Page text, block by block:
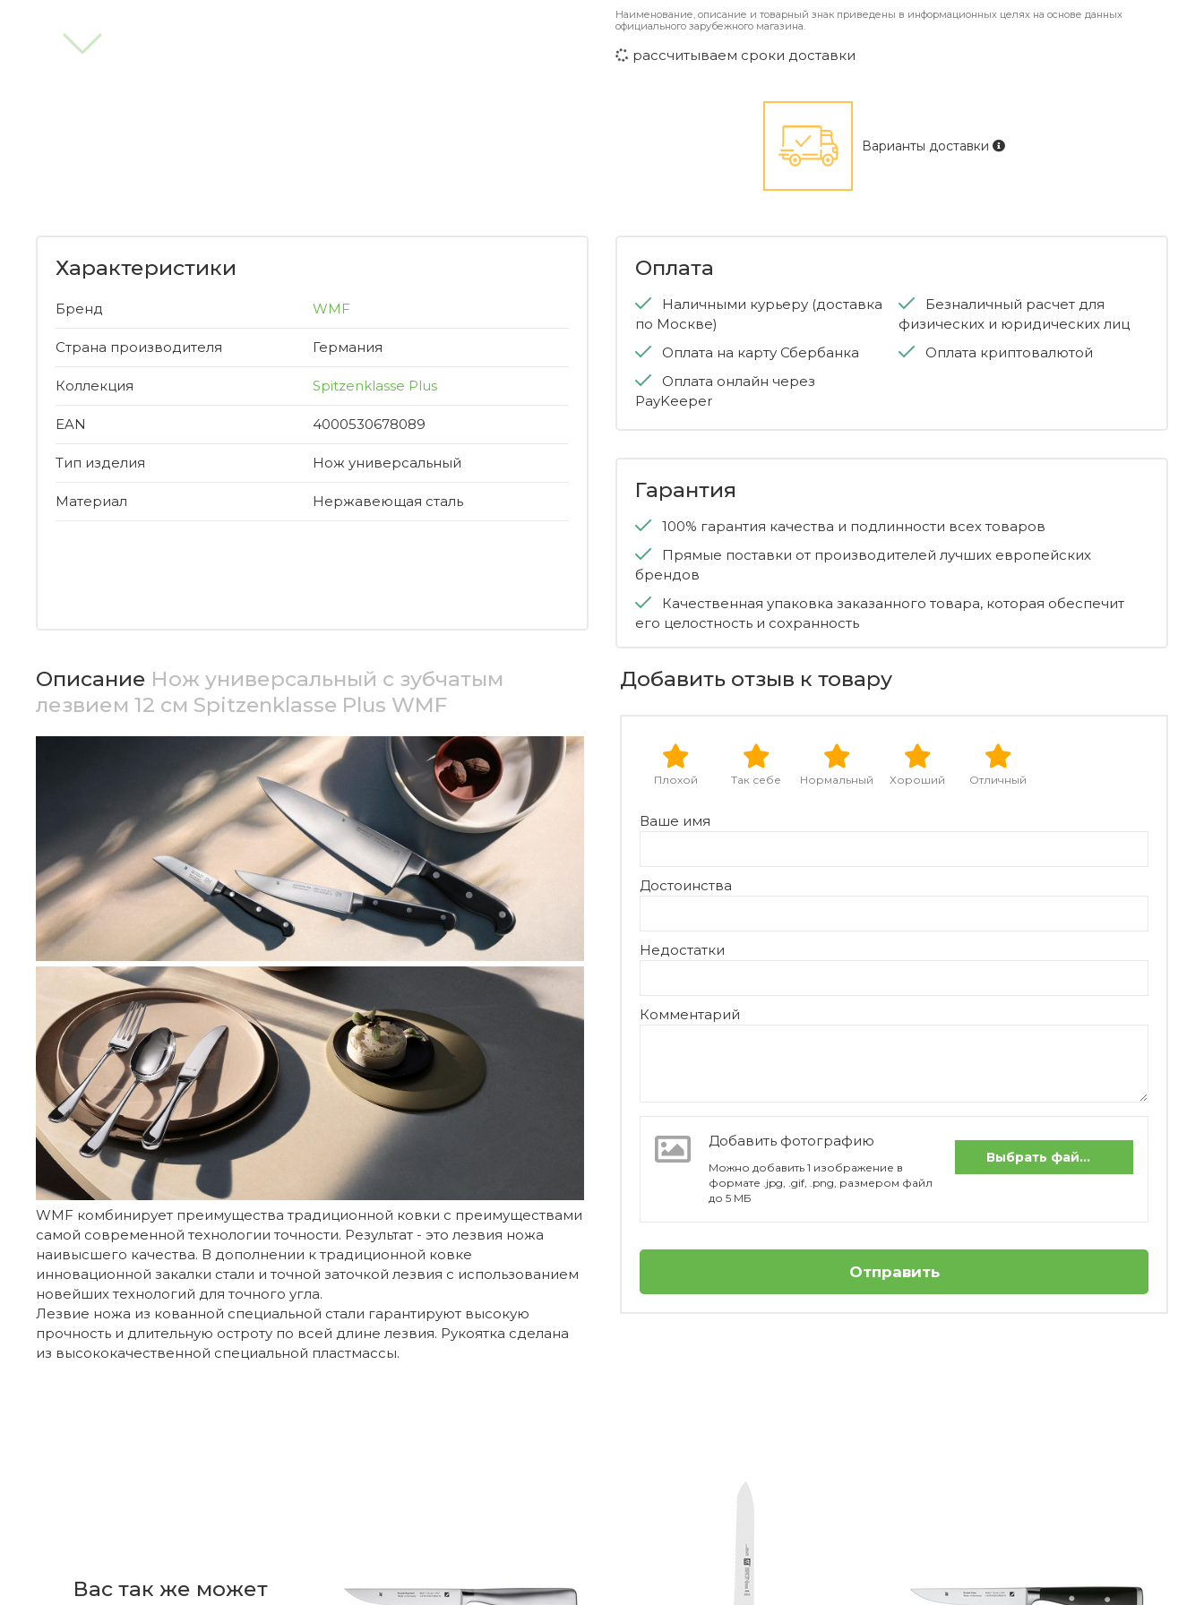
Наименование, описание и товарный знак приведены в информационных целях на основе данных
официального зарубежного магазина.
рассчитываем сроки доставки
Варианты доставки
Характеристики
Бренд WMF
Страна производителя Германия
Коллекция Spitzenklasse Plus
EAN 4000530678089
Тип изделия Нож универсальный
Материал Нержавеющая сталь
Оплата
Наличными курьеру (доставка
по Москве)
Оплата на карту Сбербанка
Оплата онлайн через
PayKeeper
Безналичный расчет для
физических и юридических лиц
Оплата криптовалютой
Гарантия
100% гарантия качества и подлинности всех товаров
Прямые поставки от производителей лучших европейских
брендов
Качественная упаковка заказанного товара, которая обеспечит
его целостность и сохранность
Описание Нож универсальный с зубчатым
лезвием 12 см Spitzenklasse Plus WMF
WMF комбинирует преимущества традиционной ковки с преимуществами
самой современной технологии точности. Результат - это лезвия ножа
наивысшего качества. В дополнении к традиционной ковке
инновационной закалки стали и точной заточкой лезвия с использованием
новейших технологий для точного угла.
Лезвие ножа из кованной специальной стали гарантируют высокую
прочность и длительную остроту по всей длине лезвия. Рукоятка сделана
из высококачественной специальной пластмассы.
Добавить отзыв к товару
Отличный
Хороший
Нормальный
Так себе
Плохой
Ваше имя
Достоинства
Недостатки
Комментарий
Добавить фотографию
Можно добавить 1 изображение в
формате .jpg, .gif, .png, размером файл
до 5 МБ
Выбрать файлы
Отправить
Plus WMF
Нож поварской 20 см Spitzenklasse Plus
WMF
Тип изделия Нож универсальный
Вас так же может